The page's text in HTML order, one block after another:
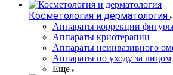
Косметология и дерматология
Аппараты коррекции
Аппараты криотерапии
Аппараты неинвазивного
Аппараты по уходу за лицом
Еще